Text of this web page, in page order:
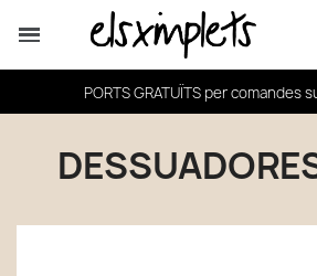
PORTS GRATUÏTS per comandes